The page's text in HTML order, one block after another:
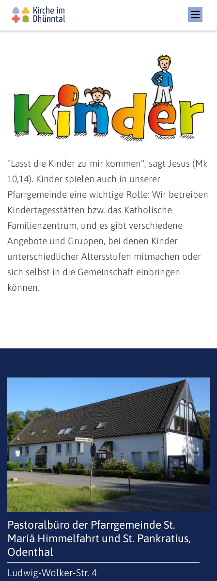
"Lasst die Kinder zu mir kommen", sagt Jesus (Mk
10,14). Kinder spielen auch in unserer
Pfarrgemeinde eine wichtige Rolle: Wir betreiben
Kindertagesstätten bzw. das Katholische
Familienzentrum, und es gibt verschiedene
Angebote und Gruppen, bei denen Kinder
unterschiedlicher Altersstufen mitmachen oder
sich selbst in die Gemeinschaft einbringen
können.
Pastoralbüro der Pfarrgemeinde St.
Mariä Himmelfahrt und St. Pankratius,
Odenthal
Ludwig-Wolker-Str. 4